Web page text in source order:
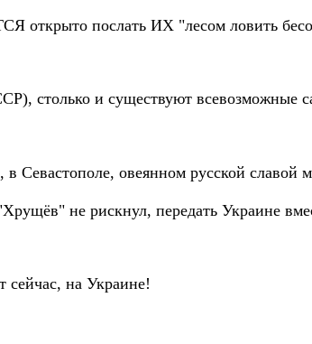
открыто послать ИХ "лесом ловить
столько и существуют всевозможные
овеянном русской славой
не рискнул, передать Украине
сейчас, на Украине!